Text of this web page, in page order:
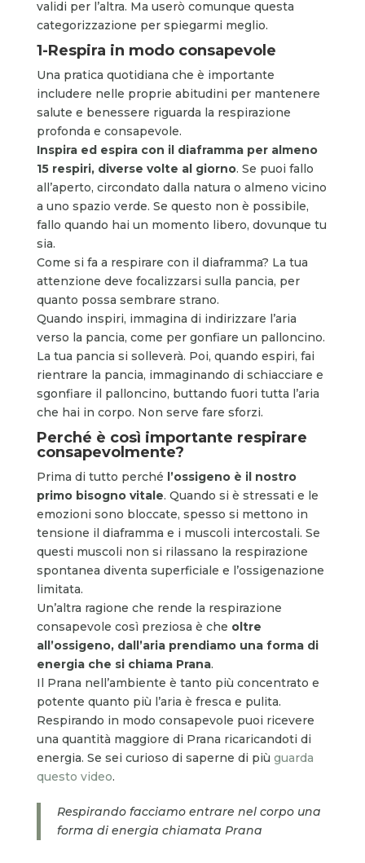
validi per l’altra. Ma userò comunque questa
categorizzazione per spiegarmi meglio.
1-Respira in modo consapevole
Una pratica quotidiana che è importante
includere nelle proprie abitudini per mantenere
salute e benessere riguarda la respirazione
profonda e consapevole.
Inspira ed espira con il diaframma per almeno
15 respiri, diverse volte al giorno. Se puoi fallo
all’aperto, circondato dalla natura o almeno vicino
a uno spazio verde. Se questo non è possibile,
fallo quando hai un momento libero, dovunque tu
sia.
Come si fa a respirare con il diaframma? La tua
attenzione deve focalizzarsi sulla pancia, per
quanto possa sembrare strano.
Quando inspiri, immagina di indirizzare l’aria
verso la pancia, come per gonfiare un palloncino.
La tua pancia si solleverà. Poi, quando espiri, fai
rientrare la pancia, immaginando di schiacciare e
sgonfiare il palloncino, buttando fuori tutta l’aria
che hai in corpo. Non serve fare sforzi.
Perché è così importante respirare
consapevolmente?
Prima di tutto perché l’ossigeno è il nostro
primo bisogno vitale. Quando si è stressati e le
emozioni sono bloccate, spesso si mettono in
tensione il diaframma e i muscoli intercostali. Se
questi muscoli non si rilassano la respirazione
spontanea diventa superficiale e l’ossigenazione
limitata.
Un’altra ragione che rende la respirazione
consapevole così preziosa è che oltre
all’ossigeno, dall’aria prendiamo una forma di
energia che si chiama Prana.
Il Prana nell’ambiente è tanto più concentrato e
potente quanto più l’aria è fresca e pulita.
Respirando in modo consapevole puoi ricevere
una quantità maggiore di Prana ricaricandoti di
energia. Se sei curioso di saperne di più guarda
questo video.
Respirando facciamo entrare nel corpo una
forma di energia chiamata Prana